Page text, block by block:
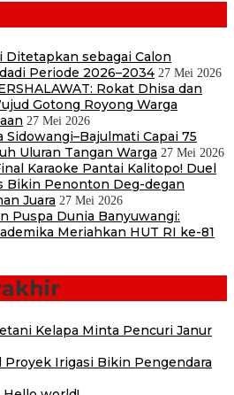
Ditetapkan sebagai Calon
Periode 2026–2034 27 Mei 2026
Rokat Dhisa dan
Gotong Royong Warga
27 Mei 2026
Sidowangi–Bajulmati Capai 75
Uluran Tangan Warga 27 Mei 2026
Karaoke Pantai Kalitopo! Duel
Bikin Penonton Deg-degan
Juara 27 Mei 2026
Puspa Dunia Banyuwangi:
Meriahkan HUT RI ke-81
Kelapa Minta Pencuri Janur
Proyek Irigasi Bikin Pengendara